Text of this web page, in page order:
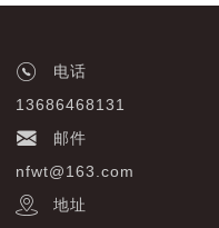
电话
13686468131
邮件
nfwt@163.com
地址